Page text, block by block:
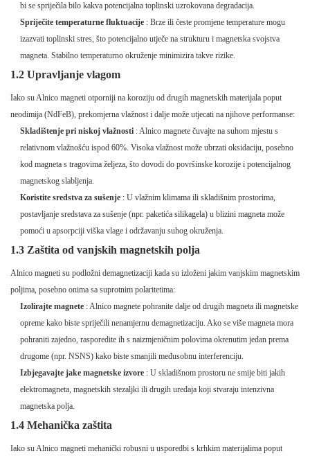
bi se spriječila bilo kakva potencijalna toplinski uzrokovana degradacija.
Spriječite temperaturne fluktuacije : Brze ili česte promjene temperature mogu
izazvati toplinski stres, što potencijalno utječe na strukturu i magnetska svojstva
magneta. Stabilno temperaturno okruženje minimizira takve rizike.
1.2 Upravljanje vlagom
Iako su Alnico magneti otporniji na koroziju od drugih magnetskih materijala poput
neodimija (NdFeB), prekomjerna vlažnost i dalje može utjecati na njihove performanse:
Skladištenje pri niskoj vlažnosti : Alnico magnete čuvajte na suhom mjestu s
relativnom vlažnošću ispod 60%. Visoka vlažnost može ubrzati oksidaciju, posebno
kod magneta s tragovima željeza, što dovodi do površinske korozije i potencijalnog
magnetskog slabljenja.
Koristite sredstva za sušenje : U vlažnim klimama ili skladišnim prostorima,
postavljanje sredstava za sušenje (npr. paketića silikagela) u blizini magneta može
pomoći u apsorpciji viška vlage i održavanju suhog okruženja.
1.3 Zaštita od vanjskih magnetskih polja
Alnico magneti su podložni demagnetizaciji kada su izloženi jakim vanjskim magnetskim
poljima, posebno onima sa suprotnim polaritetima:
Izolirajte magnete : Alnico magnete pohranite dalje od drugih magneta ili magnetske
opreme kako biste spriječili nenamjernu demagnetizaciju. Ako se više magneta mora
pohraniti zajedno, rasporedite ih s naizmjeničnim polovima okrenutim jedan prema
drugome (npr. NSNS) kako biste smanjili međusobnu interferenciju.
Izbjegavajte jake magnetske izvore : U skladišnom prostoru ne smije biti jakih
elektromagneta, magnetskih stezaljki ili drugih uređaja koji stvaraju intenzivna
magnetska polja.
1.4 Mehanička zaštita
Iako su Alnico magneti mehanički robusni u usporedbi s krhkim materijalima poput